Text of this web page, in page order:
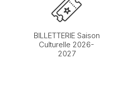
BILLETTERIE Saison
Culturelle 2026-
2027